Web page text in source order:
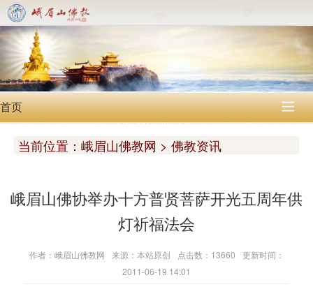
首页 
当前位置： 峨眉山佛教网 > 佛教资讯
峨眉山佛协举办十方普贤菩萨开光五周年供
灯祈福法会
作者：峨眉山佛教网 来源：本站原创 点击数：13660
更新时间：
2011-06-19 14:01